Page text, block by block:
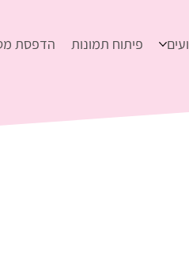
פיתוח תמונות הדפסת